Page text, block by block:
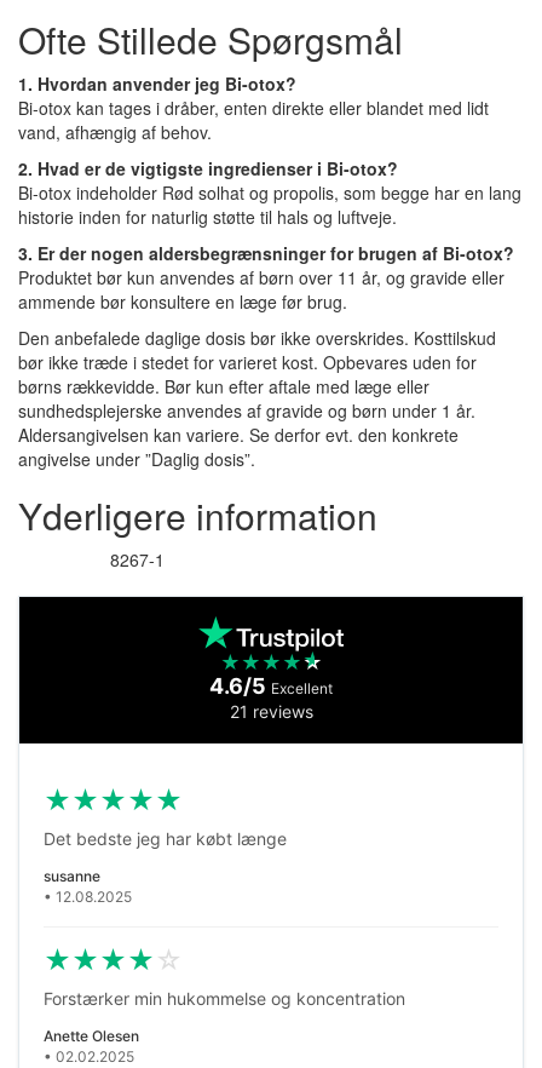
Ofte Stillede Spørgsmål
1. Hvordan anvender jeg Bi-otox?
Bi-otox kan tages i dråber, enten direkte eller blandet med lidt
vand, afhængig af behov.
2. Hvad er de vigtigste ingredienser i Bi-otox?
Bi-otox indeholder Rød solhat og propolis, som begge har en lang
historie inden for naturlig støtte til hals og luftveje.
3. Er der nogen aldersbegrænsninger for brugen af Bi-otox?
Produktet bør kun anvendes af børn over 11 år, og gravide eller
ammende bør konsultere en læge før brug.
Den anbefalede daglige dosis bør ikke overskrides. Kosttilskud
bør ikke træde i stedet for varieret kost. Opbevares uden for
børns rækkevidde. Bør kun efter aftale med læge eller
sundhedsplejerske anvendes af gravide og børn under 1 år.
Aldersangivelsen kan variere. Se derfor evt. den konkrete
angivelse under ”Daglig dosis”.
Yderligere information
8267-1
★ ★ ★ ★ ★
4.6/5 Excellent
21 reviews
★★★★★
Det bedste jeg har købt længe
susanne
• 12.08.2025
★★★★☆
Forstærker min hukommelse og koncentration
Anette Olesen
• 02.02.2025